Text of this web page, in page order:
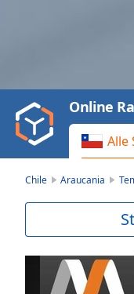
Video
Play
Backward
Skip
Current
Duration-:-
Alle
Online
Chile Araucania